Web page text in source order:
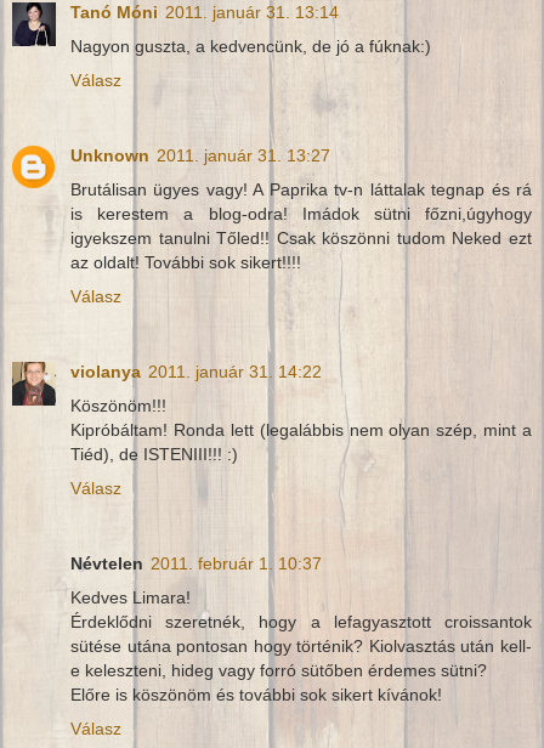
Tanó Móni 2011. január 31. 13:14
Nagyon guszta, a kedvencünk, de jó a fúknak:)
Válasz
Unknown 2011. január 31. 13:27
Brutálisan ügyes vagy! A Paprika tv-n láttalak tegnap és rá
is kerestem a blog-odra! Imádok sütni főzni,úgyhogy
igyekszem tanulni Tőled!! Csak köszönni tudom Neked ezt
az oldalt! További sok sikert!!!!
Válasz
violanya 2011. január 31. 14:22
Köszönöm!!!
Kipróbáltam! Ronda lett (legalábbis nem olyan szép, mint a
Tiéd), de ISTENIII!!! :)
Válasz
Névtelen 2011. február 1. 10:37
Kedves Limara!
Érdeklődni szeretnék, hogy a lefagyasztott croissantok
sütése utána pontosan hogy történik? Kiolvasztás után kell-
e keleszteni, hideg vagy forró sütőben érdemes sütni?
Előre is köszönöm és további sok sikert kívánok!
Válasz